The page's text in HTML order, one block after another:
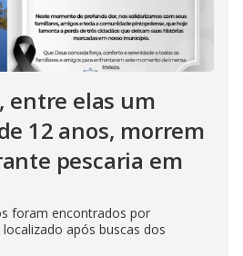
entre elas um
12 anos, morrem
pescaria em
foram encontrados por
após buscas dos